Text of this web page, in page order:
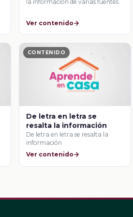
la información de varias fuentes.
Ver contenido
CONTENIDO
De letra en letra se
resalta la información
De letra en letra se resalta la
información
Ver contenido